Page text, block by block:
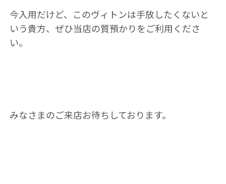
今入用だけど、このヴィトンは手放したくないと
いう貴方、ぜひ当店の質預かりをご利用くださ
い。
みなさまのご来店お待ちしております。